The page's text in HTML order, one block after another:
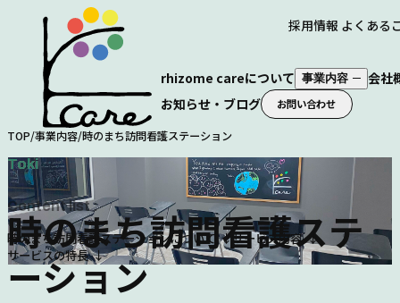
株式会社rhizome care採用情報 よくある
rhizome careについて 事業内容
会社
お知らせ・ブログ
お問い合わせ
TOP/事業内容/時のまち訪問看護ステーション
Toki
時のまち訪問看護ステ
ーション
Content list :
時のまち訪問看護ステーションについて
サービス内容
サービスの特長